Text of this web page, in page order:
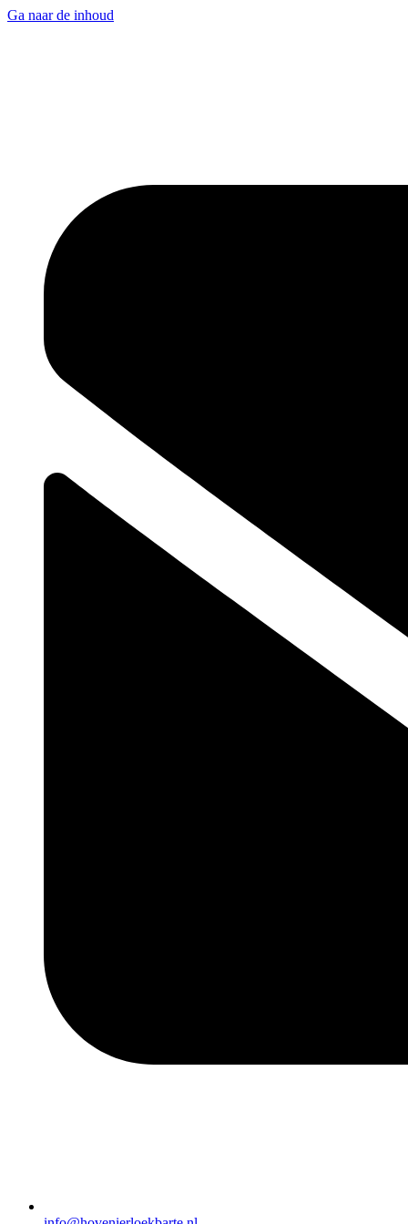
Ga naar de inhoud